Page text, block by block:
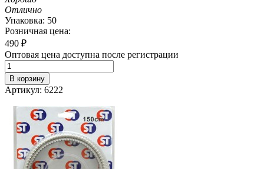
Отлично
Упаковка: 50
Розничная цена:
490 ₽
Оптовая цена доступна после регистрации
В корзину
Артикул: 6222